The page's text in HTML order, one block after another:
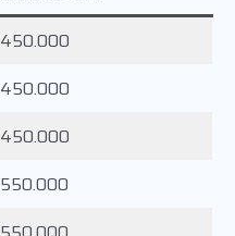
450.000
450.000
450.000
550.000